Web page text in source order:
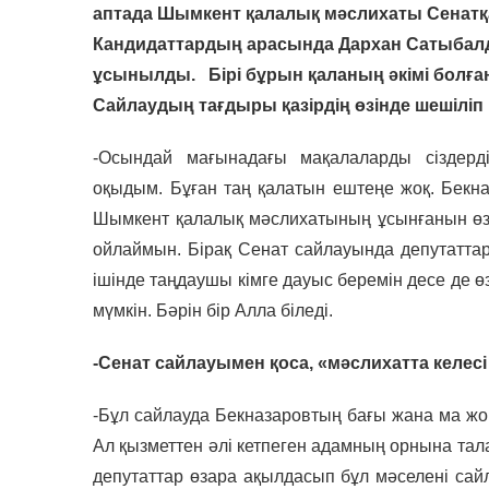
аптада Шымкент қалалық мәслихаты
Кандидаттардың арасында Дархан
ұсынылды. Бірі бұрын қаланың әкімі
Сайлаудың тағдыры қазірдің өзінде
-Осындай мағынадағы мақалаларды
оқыдым. Бұған таң қалатын ештеңе жоқ.
Шымкент қалалық мәслихатының ұсынғанын
ойлаймын. Бірақ Сенат сайлауында
ішінде таңдаушы кімге дауыс беремін десе де
мүмкін. Бәрін бір Алла біледі.
-Сенат сайлауымен қоса, «мәслихатта
-Бұл сайлауда Бекназаровтың бағы жана ма
Ал қызметтен әлі кетпеген адамның орнына
депутаттар өзара ақылдасып бұл мәселені